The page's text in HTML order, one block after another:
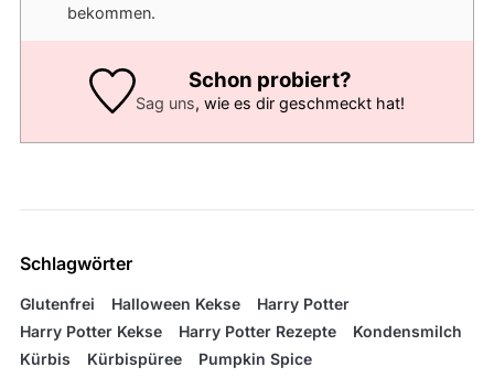
bekommen.
Schon probiert?
Sag uns, wie es dir geschmeckt hat!
Schlagwörter
Glutenfrei Halloween Kekse
Harry Potter
Harry Potter Kekse
Harry Potter Rezepte
Kondensmilch
Kürbis
Kürbispüree Pumpkin Spice